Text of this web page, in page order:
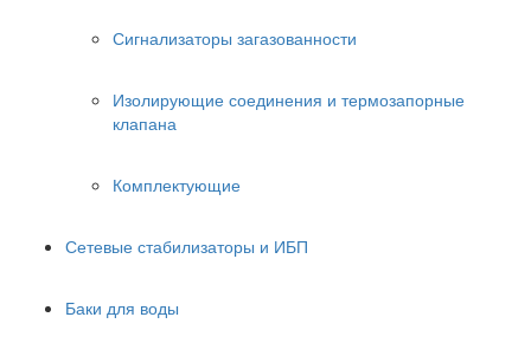
Сигнализаторы загазованности
Изолирующие соединения и термозапорные
клапана
Комплектующие
Сетевые стабилизаторы и ИБП
Баки для воды